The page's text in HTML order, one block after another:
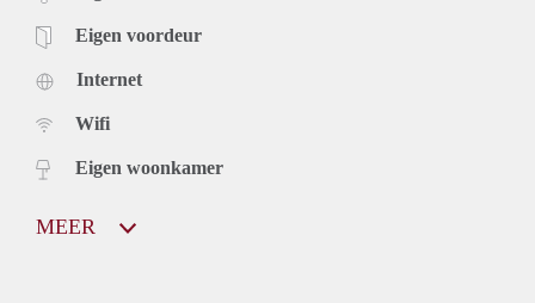
Eigen voordeur
Internet
Wifi
Eigen woonkamer
MEER